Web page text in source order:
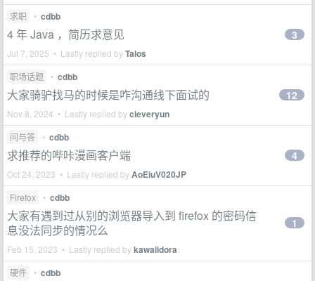
求职 • cdbb
4 年 Java ，简历求意见
Jul 7, 2025 • Lastly replied byTalos
3
职场话题 • cdbb
大家骑驴找马的时候是咋沟通线下面试的
Nov 8, 2024 • Lastly replied bycleveryun
12
问与答 • cdbb
求推荐的哔咔漫画客户端
Oct 24, 2023 • Lastly replied byAoEiuV020JP
4
Firefox • cdbb
大家有遇到过从别的浏览器导入到 firefox 的密码信
息没法同步的情况么
Feb 15, 2023 • Lastly replied bykawaiidora
1
硬件 • cdbb